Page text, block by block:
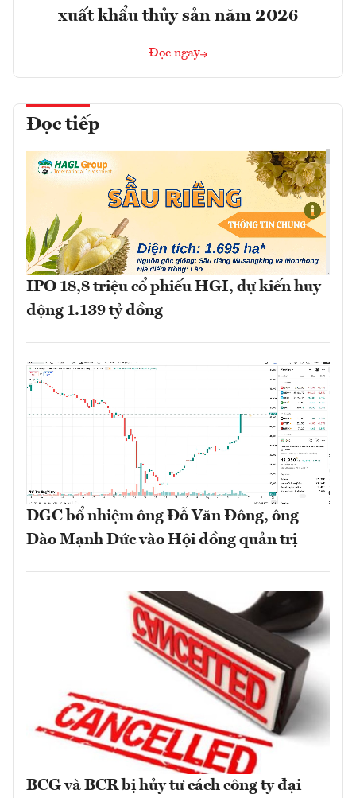
xuất khẩu thủy sản năm 2026
Đọc ngay
Đọc tiếp
IPO 18,8 triệu cổ phiếu HGI, dự kiến huy
động 1.139 tỷ đồng
DGC bổ nhiệm ông Đỗ Văn Đông, ông
Đào Mạnh Đức vào Hội đồng quản trị
BCG và BCR bị hủy tư cách công ty đại